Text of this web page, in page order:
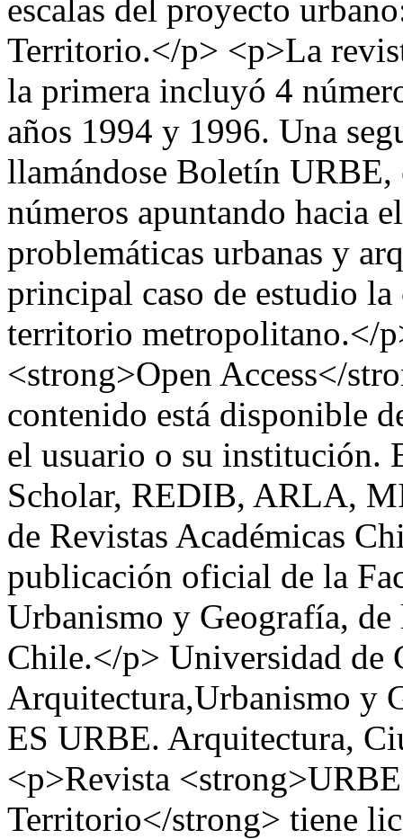
escalas del proyecto
Territorio.</p> <p>La
la primera incluyó 4
años 1994 y 1996. Una
llamándose Boletín URBE,
números apuntando hacia
problemáticas urbanas y
principal caso de estudio
territorio metropolitano.</
<strong>Open Access</
contenido está disponible
el usuario o su institución.
Scholar, REDIB, ARLA,
de Revistas Académicas
publicación oficial de la
Urbanismo y Geografía,
Chile.</p> Universidad de
Arquitectura,Urbanismo y
ES URBE. Arquitectura,
<p>Revista
Territorio</strong> tiene